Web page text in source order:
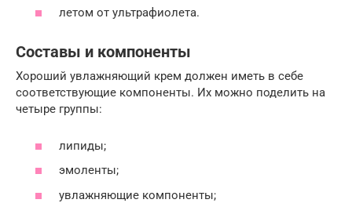
летом от ультрафиолета.
Составы и компоненты
Хороший увлажняющий крем должен иметь в себе
соответствующие компоненты. Их можно поделить на
четыре группы:
липиды;
эмоленты;
увлажняющие компоненты;